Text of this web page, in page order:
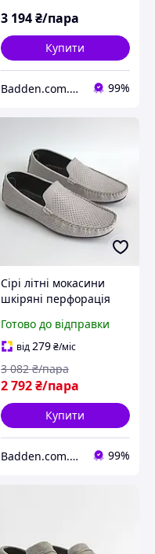
3 194₴/пара
Купити
Badden.com.ua інтернет магазин чоловічого та жіночого взуття великих розмірів 99%
Сірі літні мокасини
шкіряні перфорація
великих розмірів 46 47
48 Rosso Avangard BS
M4 PerfGrey
Готово до відправки
від279₴/міс
2 792₴/пара
3 082 ₴/пара
Купити
Badden.com.ua інтернет магазин чоловічого та жіночого взуття великих розмірів 99%